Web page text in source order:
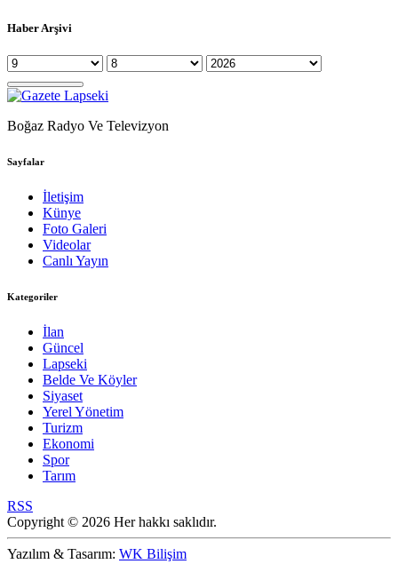
Haber Arşivi
Boğaz Radyo Ve Televizyon
Sayfalar
İletişim
Künye
Foto Galeri
Videolar
Canlı Yayın
Kategoriler
İlan
Güncel
Lapseki
Belde Ve Köyler
Siyaset
Yerel Yönetim
Turizm
Ekonomi
Spor
Tarım
RSS
Copyright © 2026 Her hakkı saklıdır.
Yazılım & Tasarım: WK Bilişim